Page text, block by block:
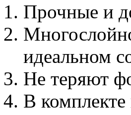
Прочные и
идеальном
Не теряют
В